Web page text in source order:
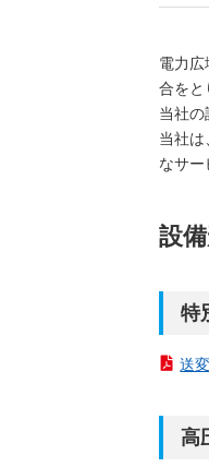
電力
合をと
当社の
当社
なサー
設
特
送
高